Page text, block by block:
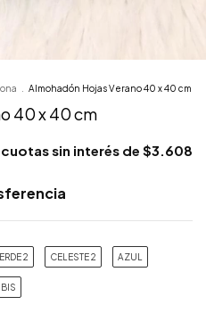
Almohadón Hojas Verano 40 x 40 cm
40 x 40 cm
cuotas sin interés de $3.608
2 CELESTE 2 AZUL